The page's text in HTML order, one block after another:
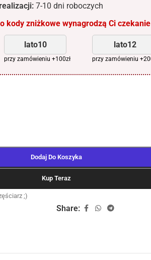
7-10 dni roboczych
kody zniżkowe wynagrodzą Ci
lato10
przy zamówieniu +100zł
lato12
przy zamówieniu
Dodaj Do Koszyka
Kup Teraz
;)
Share: